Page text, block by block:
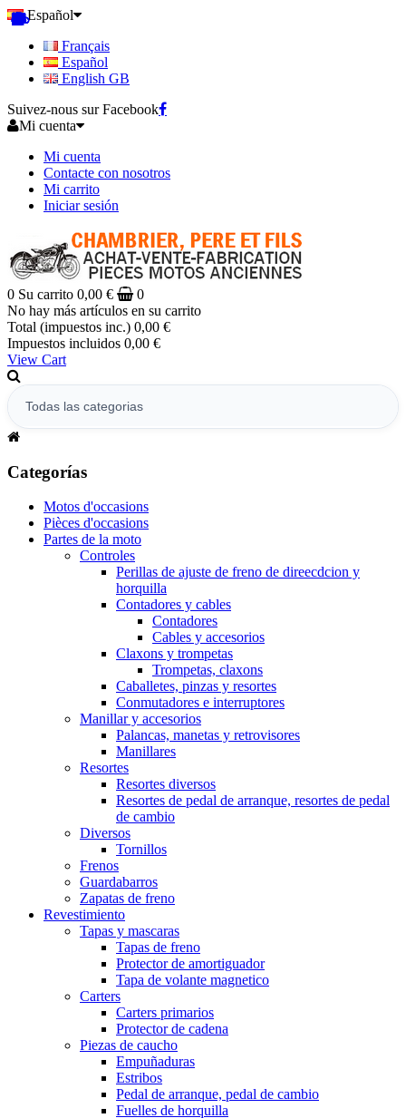
Español
Français
Español
English GB
Suivez-nous sur Facebook
Mi cuenta
Mi cuenta
Contacte con nosotros
Mi carrito
Iniciar sesión
0 Su carrito 0,00 €
0
No hay más artículos en su carrito
Total (impuestos inc.) 0,00 €
Impuestos incluidos 0,00 €
View Cart
Categorías
Motos d'occasions
Pièces d'occasions
Partes de la moto
Controles
Perillas de ajuste de freno de direecdcion y
horquilla
Contadores y cables
Contadores
Cables y accesorios
Claxons y trompetas
Trompetas, claxons
Caballetes, pinzas y resortes
Conmutadores e interruptores
Manillar y accesorios
Palancas, manetas y retrovisores
Manillares
Resortes
Resortes diversos
Resortes de pedal de arranque, resortes de pedal
de cambio
Diversos
Tornillos
Frenos
Guardabarros
Zapatas de freno
Revestimiento
Tapas y mascaras
Tapas de freno
Protector de amortiguador
Tapa de volante magnetico
Carters
Carters primarios
Protector de cadena
Piezas de caucho
Empuñaduras
Estribos
Pedal de arranque, pedal de cambio
Fuelles de horquilla